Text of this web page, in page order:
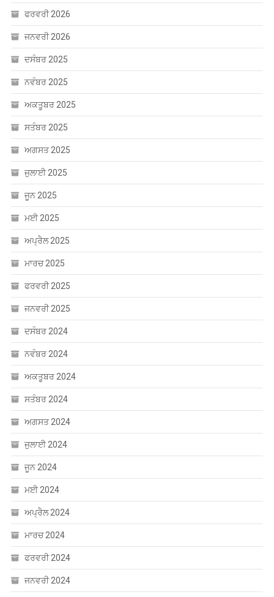
ਫਰਵਰੀ 2026
ਜਨਵਰੀ 2026
ਦਸੰਬਰ 2025
ਨਵੰਬਰ 2025
ਅਕਤੂਬਰ 2025
ਸਤੰਬਰ 2025
ਅਗਸਤ 2025
ਜੁਲਾਈ 2025
ਜੂਨ 2025
ਮਈ 2025
ਅਪ੍ਰੈਲ 2025
ਮਾਰਚ 2025
ਫਰਵਰੀ 2025
ਜਨਵਰੀ 2025
ਦਸੰਬਰ 2024
ਨਵੰਬਰ 2024
ਅਕਤੂਬਰ 2024
ਸਤੰਬਰ 2024
ਅਗਸਤ 2024
ਜੁਲਾਈ 2024
ਜੂਨ 2024
ਮਈ 2024
ਅਪ੍ਰੈਲ 2024
ਮਾਰਚ 2024
ਫਰਵਰੀ 2024
ਜਨਵਰੀ 2024